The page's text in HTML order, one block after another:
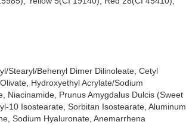
nang dưỡng ẩm chứa dầu bóng tạo nên lớp
Stearyl/Behenyl Dimer Dilinoleate, Cetyl
Hydroxyethyl Acrylate/Sodium
Niacinamide, Prunus Amygdalus Dulcis (Sweet
10 Isostearate, Sorbitan Isostearate, Aluminum
Sodium Hyaluronate, Anemarrhena